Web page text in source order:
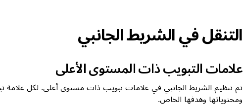
التنقل في الشريط الجانبي
علامات التبويب ذات المستوى الأعلى
تم تنظيم الشريط الجانبي في علامات تبويب ذات مستوى أعلى. لكل علامة
ومحتوياتها وهدفها الخاص.